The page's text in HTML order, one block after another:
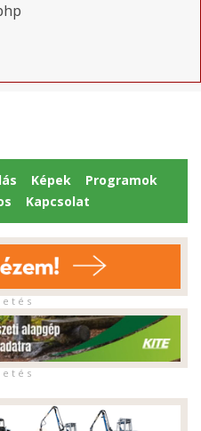
Képek
Programok
Kapcsolat
t é s
e t é s